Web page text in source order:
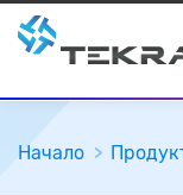
Начало